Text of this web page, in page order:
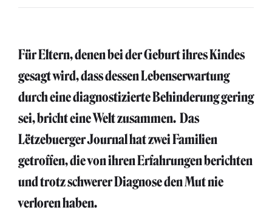
Für Eltern, denen bei der Geburt ihres Kindes
gesagt wird, dass dessen Lebenserwartung
durch eine diagnostizierte Behinderung gering
sei, bricht eine Welt zusammen. Das
Lëtzebuerger Journal hat zwei Familien
getroffen, die von ihren Erfahrungen berichten
und trotz schwerer Diagnose den Mut nie
verloren haben.